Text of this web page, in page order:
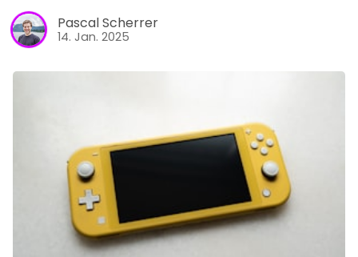
Pascal Scherrer
14. Jan. 2025